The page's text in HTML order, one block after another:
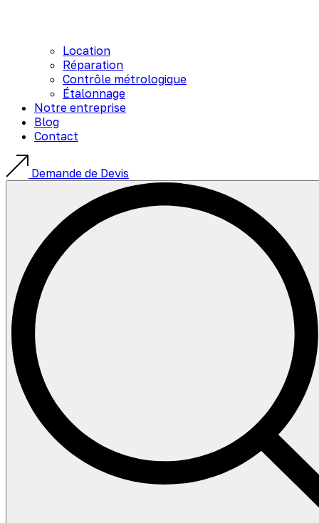
Location
Réparation
Contrôle métrologique
Étalonnage
Notre entreprise
Blog
Contact
Demande de Devis